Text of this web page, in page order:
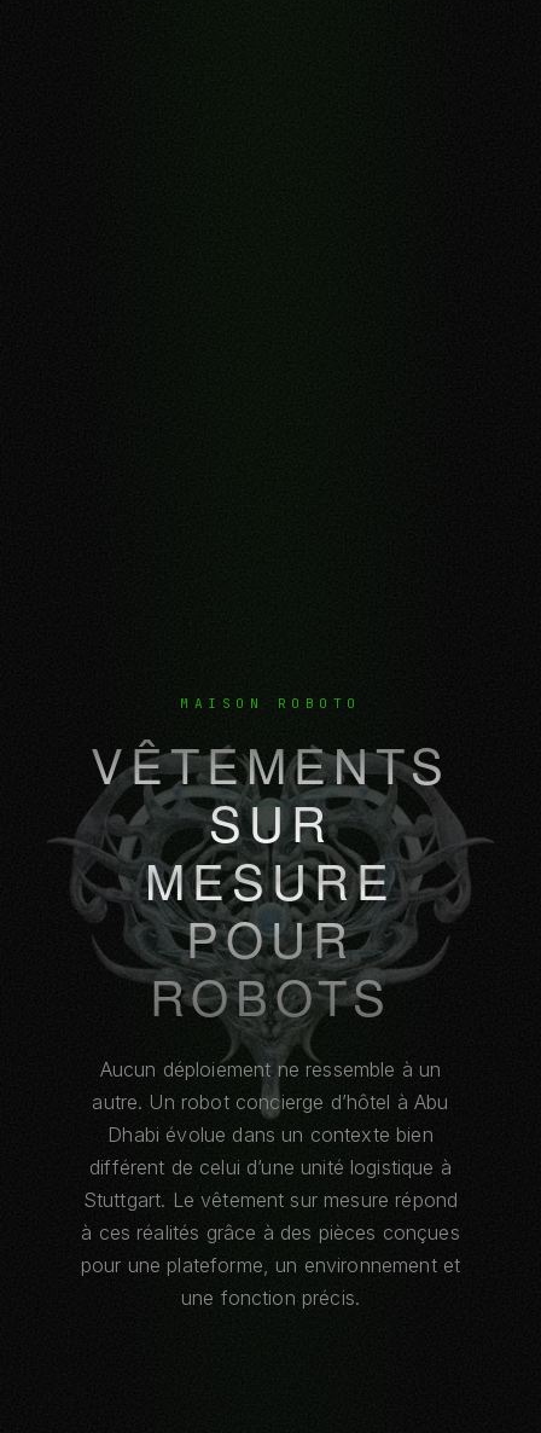
MAISON ROBOTO
VÊTEMENTS
SUR
MESURE
POUR
ROBOTS
Aucun déploiement ne ressemble à un
autre. Un robot concierge d’hôtel à Abu
Dhabi évolue dans un contexte bien
différent de celui d’une unité logistique à
Stuttgart. Le vêtement sur mesure répond
à ces réalités grâce à des pièces conçues
pour une plateforme, un environnement et
une fonction précis.